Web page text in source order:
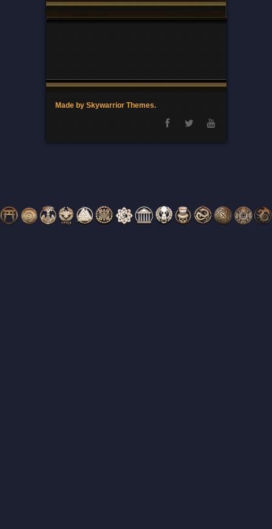
Made by Skywarrior Themes.